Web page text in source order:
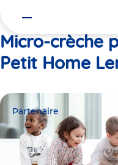
Micro-crèche
Petit Home
Partenaire